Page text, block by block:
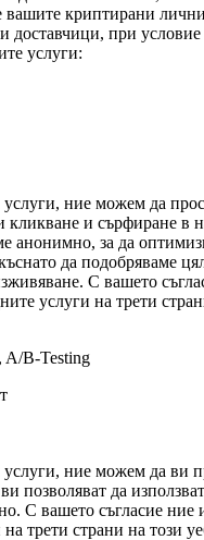
вашите криптирани
доставчици, при условие
услуги:
ние можем да
кликване и сърфиране в
анонимно, за да
да подобряваме
С вашето
услуги на трети
A/B-Testing
ние можем да ви
позволяват да
С вашето съгласие ние
трети страни на този